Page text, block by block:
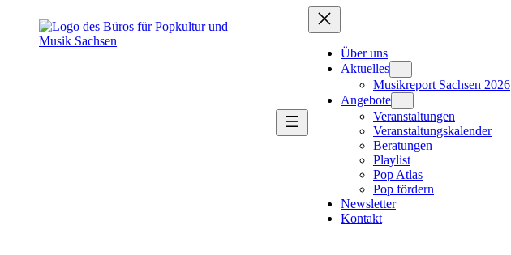
springen
springen
Über uns
Aktuelles
Musikreport Sachsen 2026
Angebote
Veranstaltungen
Veranstaltungskalender
Beratungen
Playlist
Pop Atlas
Pop fördern
Newsletter
Kontakt